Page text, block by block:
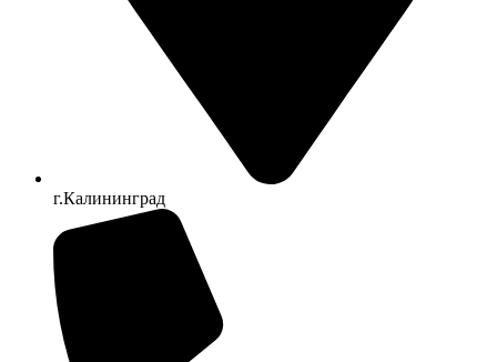
г.Калининград